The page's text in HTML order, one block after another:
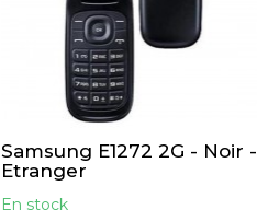
Samsung E1272 2G - Noir -
Etranger
En stock